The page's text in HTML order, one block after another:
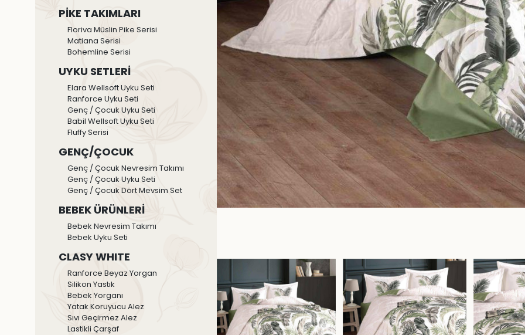
PİKE TAKIMLARI
Floriva Müslin Pike Serisi
Matiana Serisi
Bohemline Serisi
UYKU SETLERİ
Elara Wellsoft Uyku Seti
Ranforce Uyku Seti
Genç / Çocuk Uyku Seti
Babil Wellsoft Uyku Seti
Fluffy Serisi
GENÇ/ÇOCUK
Genç / Çocuk Nevresim Takımı
Genç / Çocuk Uyku Seti
Genç / Çocuk Dört Mevsim Set
BEBEK ÜRÜNLERİ
Bebek Nevresim Takımı
Bebek Uyku Seti
CLASY WHITE
Ranforce Beyaz Yorgan
Silikon Yastık
Bebek Yorganı
Yatak Koruyucu Alez
Sıvı Geçirmez Alez
Lastikli Çarşaf